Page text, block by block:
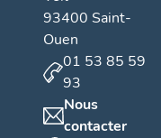
93400 Saint-
Ouen
01 53 85 59
93
Nous
contacter